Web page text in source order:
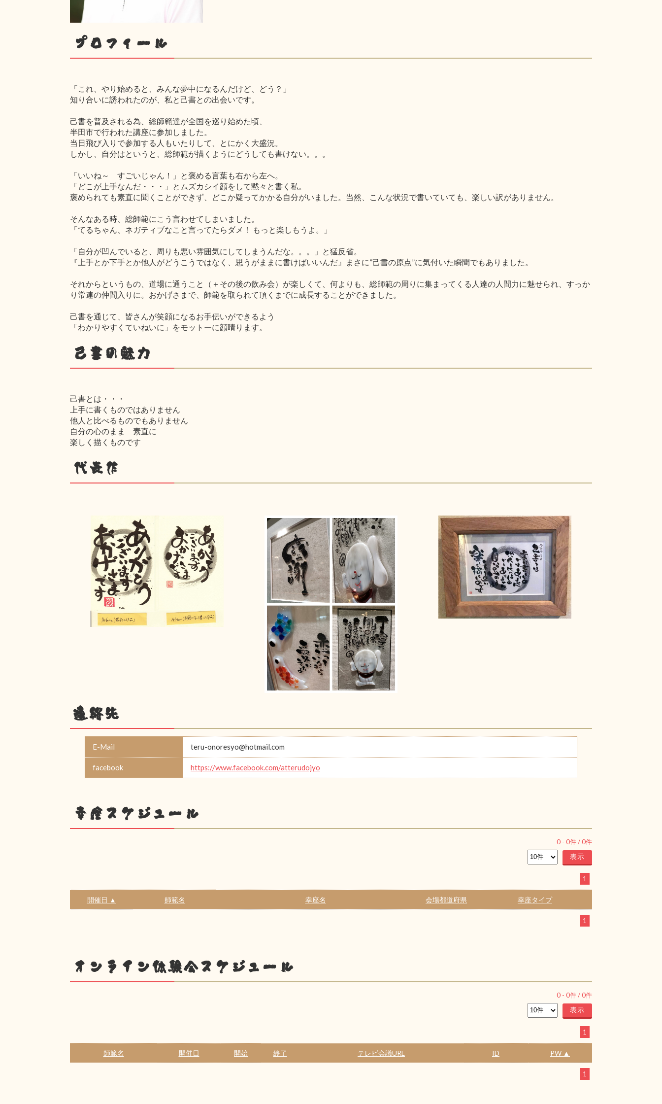
プロフィール
「これ、やり始めると、みんな夢中になるんだけど、どう？」
知り合いに誘われたのが、私と己書との出会いです。
己書を普及される為、総師範達が全国を巡り始めた頃、
半田市で行われた講座に参加しました。
当日飛び入りで参加する人もいたりして、とにかく大盛況。
しかし、自分はというと、総師範が描くようにどうしても書けない。。。
「いいね～ すごいじゃん！」と褒める言葉も右から左へ。
「どこが上手なんだ・・・」とムズカシイ顔をして黙々と書く私。
褒められても素直に聞くことができず、どこか疑ってかかる自分がいました。当然、こんな状況で書いていても、楽しい訳がありません。
そんなある時、総師範にこう言わせてしまいました。
「てるちゃん、ネガティブなこと言ってたらダメ！ もっと楽しもうよ。」
「自分が凹んでいると、周りも悪い雰囲気にしてしまうんだな。。。」と猛反省。
『上手とか下手とか他人がどうこうではなく、思うがままに書けばいいんだ』まさに”己書の原点”に気付いた瞬間でもありました。
それからというもの、道場に通うこと（＋その後の飲み会）が楽しくて、何よりも、総師範の周りに集まってくる人達の人間力に魅せられ、すっか
り常連の仲間入りに。おかげさまで、師範を取られて頂くまでに成長することができました。
己書を通じて、皆さんが笑顔になるお手伝いができるよう
「わかりやすくていねいに」をモットーに顔晴ります。
己書の魅力
己書とは・・・
上手に書くものではありません
他人と比べるものでもありません
自分の心のまま 素直に
楽しく描くものです
代表作
連絡先
E-Mail teru-onoresyo@hotmail.com
facebook https://www.facebook.com/atterudojyo
幸座スケジュール
0 - 0件 /0件
1
開催日 ▲ 師範名 幸座名 会場都道府県 幸座タイプ
1
オンライン体験会スケジュール
0 - 0件 /0件
1
師範名 開催日 開始 終了 テレビ会議URL ID PW ▲
1